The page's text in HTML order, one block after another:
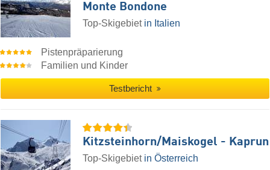
Monte Bondone
Top-Skigebiet in Italien
Pistenpräparierung
Familien und Kinder
Testbericht
Kitzsteinhorn/​Maiskogel - Kaprun
Top-Skigebiet in Österreich